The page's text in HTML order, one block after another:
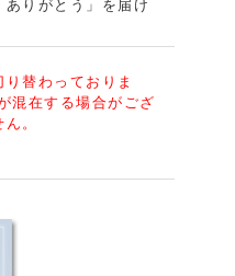
ありがとう」を届け
替わっておりま
混在する場合がござ
。